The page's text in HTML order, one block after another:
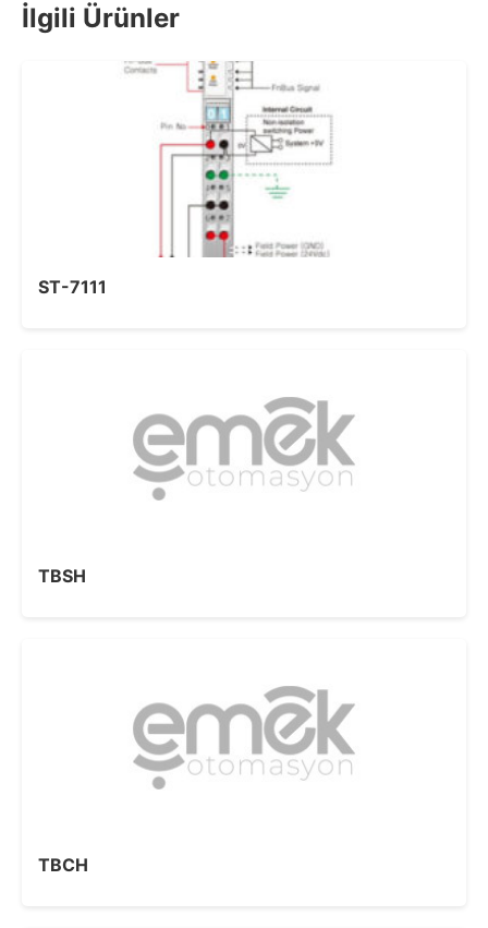
İlgili Ürünler
ST-7111
TBSH
TBCH